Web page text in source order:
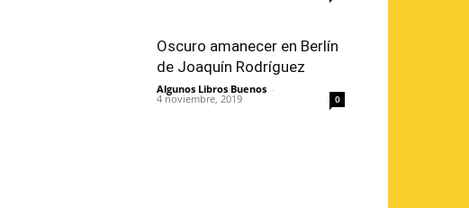
Oscuro amanecer en Berlín
de Joaquín Rodríguez
Algunos Libros Buenos -
4 noviembre, 2019 0